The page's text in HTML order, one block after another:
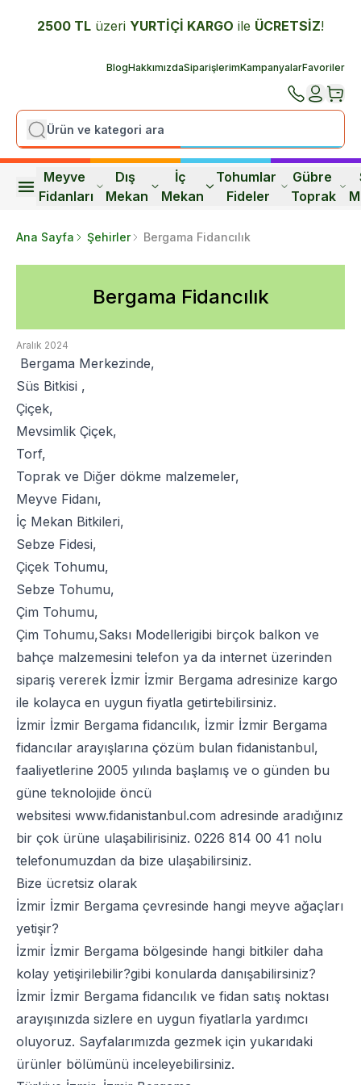
2500 TL üzeri YURTİÇİ KARGO ile ÜCRETSİZ!
BlogHakkımızdaSiparişlerimKampanyalarFavoriler
Meyve
Fidanları
Dış
Mekan
İç
Mekan
Tohumlar
Fideler
Gübre
Toprak
Ana Sayfa Şehirler Bergama Fidancılık
Bergama Fidancılık
Aralık 2024
Bergama Merkezinde,
Süs Bitkisi ,
Çiçek,
Mevsimlik Çiçek,
Torf,
Toprak ve Diğer dökme malzemeler,
Meyve Fidanı,
İç Mekan Bitkileri,
Sebze Fidesi,
Çiçek Tohumu,
Sebze Tohumu,
Çim Tohumu,
Çim Tohumu,Saksı Modellerigibi birçok balkon ve
bahçe malzemesini telefon ya da internet üzerinden
sipariş vererek İzmir İzmir Bergama adresinize kargo
ile kolayca en uygun fiyatla getirtebilirsiniz.
İzmir İzmir Bergama fidancılık, İzmir İzmir Bergama
fidancılar arayışlarına çözüm bulan fidanistanbul,
faaliyetlerine 2005 yılında başlamış ve o günden bu
güne teknolojide öncü
websitesi www.fidanistanbul.com adresinde aradığınız
bir çok ürüne ulaşabilirisiniz. 0226 814 00 41 nolu
telefonumuzdan da bize ulaşabilirsiniz.
Bize ücretsiz olarak
İzmir İzmir Bergama çevresinde hangi meyve ağaçları
yetişir?
İzmir İzmir Bergama bölgesinde hangi bitkiler daha
kolay yetişirilebilir?gibi konularda danışabilirsiniz?
İzmir İzmir Bergama fidancılık ve fidan satış noktası
arayışınızda sizlere en uygun fiyatlarla yardımcı
oluyoruz. Sayfalarımızda gezmek için yukarıdaki
ürünler bölümünü inceleyebilirsiniz.